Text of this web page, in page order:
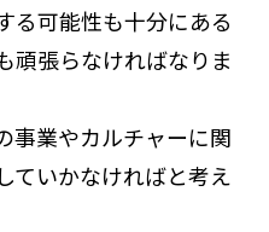
る可能性も十分にある
頑張らなければなりま
事業やカルチャーに関
ていかなければと考え